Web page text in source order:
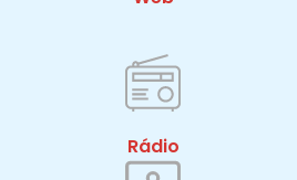
Rádio